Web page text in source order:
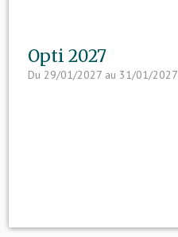
Opti 2027
Du 29/01/2027 au 31/01/2027